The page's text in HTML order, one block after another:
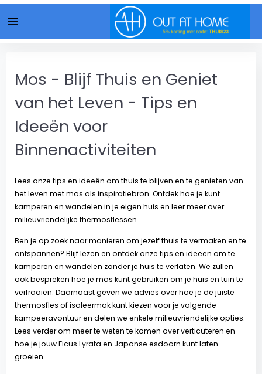
menu
Mos - Blijf Thuis en Geniet
van het Leven - Tips en
Ideeën voor
Binnenactiviteiten
Lees onze tips en ideeën om thuis te blijven en te genieten van
het leven met mos als inspiratiebron. Ontdek hoe je kunt
kamperen en wandelen in je eigen huis en leer meer over
milieuvriendelijke thermosflessen.
Ben je op zoek naar manieren om jezelf thuis te vermaken en te
ontspannen? Blijf lezen en ontdek onze tips en ideeën om te
kamperen en wandelen zonder je huis te verlaten. We zullen
ook bespreken hoe je mos kunt gebruiken om je huis en tuin te
verfraaien. Daarnaast geven we advies over hoe je de juiste
thermosfles of isoleermok kunt kiezen voor je volgende
kampeeravontuur en delen we enkele milieuvriendelijke opties.
Lees verder om meer te weten te komen over verticuteren en
hoe je jouw Ficus Lyrata en Japanse esdoorn kunt laten
groeien.